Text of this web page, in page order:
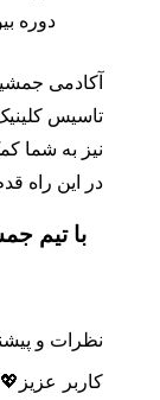
دوره
آکادمی
تاسیس
نیز به شما
در این راه
با تیم
نظرات و
کاربر عزیز